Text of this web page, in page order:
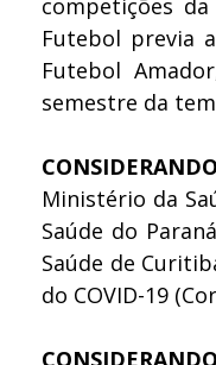
Futebol previa
Futebol
semestre da
Ministério da
Saúde do
Saúde de
do COVID-19
CONSIDERANDO